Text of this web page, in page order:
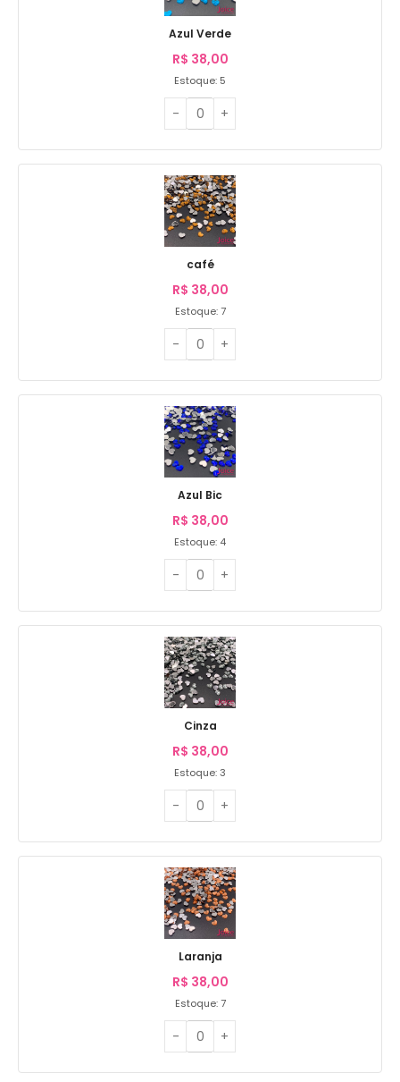
Azul Verde
R$ 38,00
Estoque: 5
café
R$ 38,00
Estoque: 7
Azul Bic
R$ 38,00
Estoque: 4
Cinza
R$ 38,00
Estoque: 3
Laranja
R$ 38,00
Estoque: 7